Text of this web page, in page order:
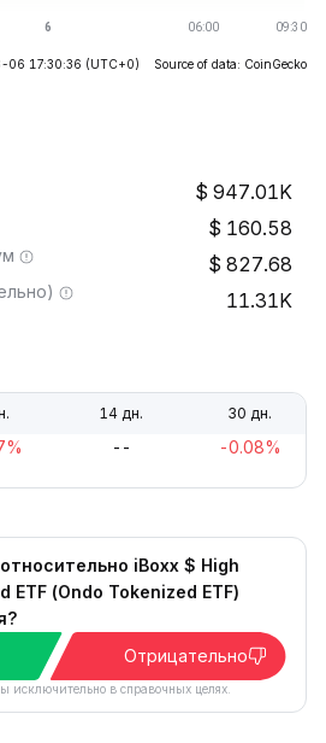
06 17:30:36 (UTC+0) Source of data: CoinGecko
947.01K
160.58
827.68
11.31K
14 дн. 30 дн.
-- -0.08%
iBoxx $ High
ETF (Ondo Tokenized ETF)
Отрицательно
исключительно в справочных целях.